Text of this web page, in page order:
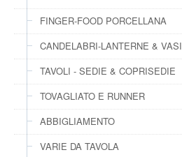
FINGER-FOOD PORCELLANA
CANDELABRI-LANTERNE & VASI
TAVOLI - SEDIE & COPRISEDIE
TOVAGLIATO E RUNNER
ABBIGLIAMENTO
VARIE DA TAVOLA